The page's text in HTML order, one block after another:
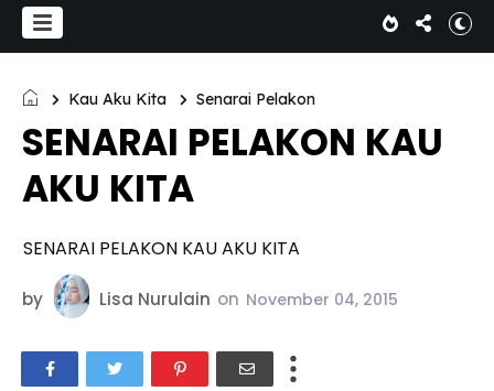
Kau Aku Kita Senarai Pelakon
SENARAI PELAKON KAU
AKU KITA
SENARAI PELAKON KAU AKU KITA
by Lisa Nurulain on November 04, 2015